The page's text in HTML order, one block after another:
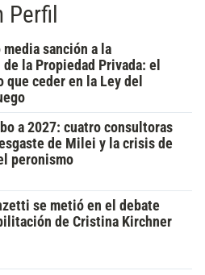
media sanción a la
la Propiedad Privada: el
que ceder en la Ley del
a 2027: cuatro consultoras
de Milei y la crisis de
peronismo
se metió en el debate
de Cristina Kirchner